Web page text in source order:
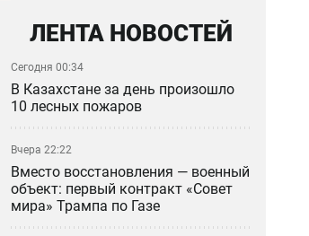
ЛЕНТА НОВОСТЕЙ
Сегодня 00:34
В Казахстане за день произошло
10 лесных пожаров
Вчера 22:22
Вместо восстановления — военный
объект: первый контракт «Совет
мира» Трампа по Газе